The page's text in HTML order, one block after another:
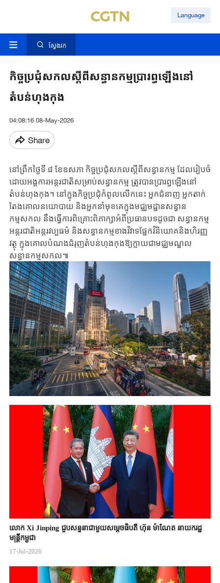
Language
ស្វែងរក
កិច្ចប្រជុំសកលស្តីពីសន្ធានកម្មប្រារព្ធឡើងនៅ
តំបន់ហុងកុង
04:08:16 08-May-2026
Share
នៅព្រឹកថ្ងៃទី ៨ ខែឧសភា កិច្ចប្រជុំសកលស្តីពីសន្ធានកម្ម ដែលរៀបចំ
ដោយអង្គការអន្តរជាតិសម្រាប់សន្ធានកម្ម ត្រូវបានប្រារព្ធឡើងនៅ
តំបន់ហុងកុង។ នៅក្នុងកិច្ចប្រជុំកំពូលលើកនេះ អ្នកជំនាញ អ្នកតាក់
តែងគោលនយោបាយ និងអ្នកនាំមុខគេក្នុងមជ្ឈមដ្ឋានសន្ធាន
កម្មសកល នឹងធ្វើការពិគ្រោះពិភាក្សាអំពីប្រធានបទដូចជា សន្ធានកម្ម
អន្តរជាតិអន្តរវប្បធម៌ និងសន្ធានកម្មខាងវិវាទផ្នែកវិនិយោគនិងហិរញ្ញ
វត្ថុ ក្នុងគោលបំណងជំរុញតំបន់ហុងកុងឱ្យក្លាយជាមជ្ឈមណ្ឌល
សន្ធានកម្មសកល៕
លោក Xi Jinping ជួបសន្ទនាជាមួយសម្តេចធិបតី ហ៊ុន ម៉ាណែត នាយករដ្ឋ
មន្ត្រីកម្ពុជា
17-Jul-2026